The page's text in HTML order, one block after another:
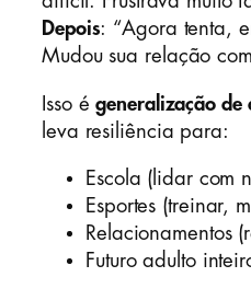
Depois: “Agora tenta,
Mudou sua relação
Isso égeneralização de
leva resiliência para:
Escola (lidar com
Esportes (treinar,
Relacionamentos
Futuro adulto